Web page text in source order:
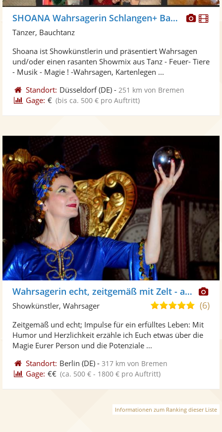
Fotos
SHOANA Wahrsagerin Schlangen+ Bauchtanz
Tänzer, Bauchtanz
Shoana ist Showkünstlerin und präsentiert Wahrsagen
und/oder einen rasanten Showmix aus Tanz - Feuer- Tiere
- Musik - Magie ! -Wahrsagen, Kartenlegen ...
Standort: Düsseldorf(DE) - 251 km von Bremen
Gage: € (bis ca. 500 € pro Auftritt)
Wahrsagerin echt, zeitgemäß mit Zelt - auch online
5,0
5
(6)
Showkünstler, Wahrsager
Zeitgemäß und echt; Impulse für ein erfülltes Leben: Mit
Humor und Herzlichkeit erzähle ich Euch etwas über die
Magie Eurer Person und die Potenziale ...
Standort: Berlin (DE) -317 km von Bremen
Gage: €€ (ca. 500 € - 1800 € pro Auftritt)
Informationen zum Ranking dieser Liste